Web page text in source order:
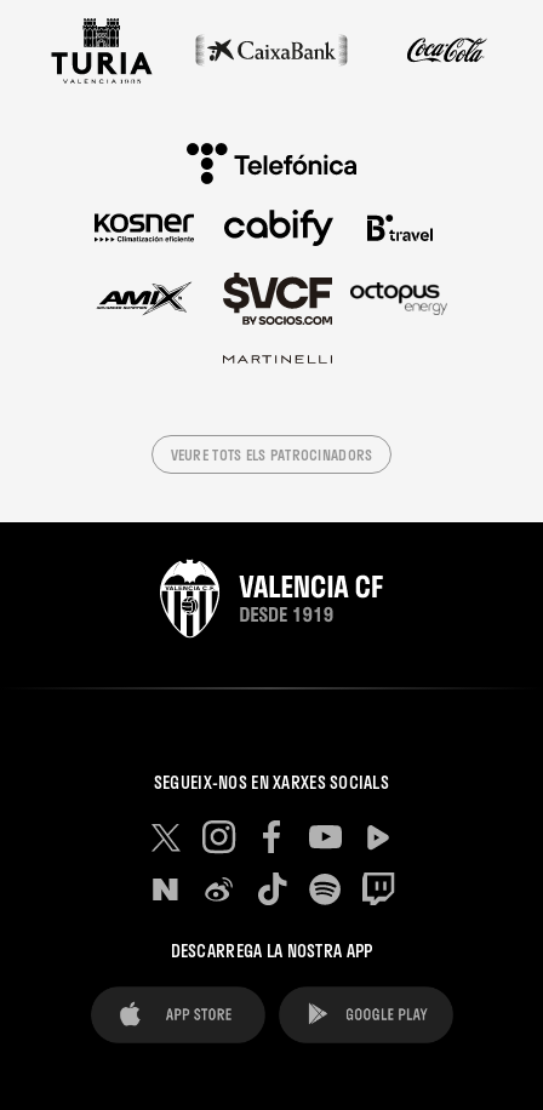
VEURE TOTS ELS PATROCINADORS
SEGUEIX-NOS EN XARXES SOCIALS
DESCARREGA LA NOSTRA APP